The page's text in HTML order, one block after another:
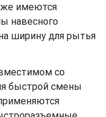
имеются
навесного
ширину для рытья
со
быстрой смены